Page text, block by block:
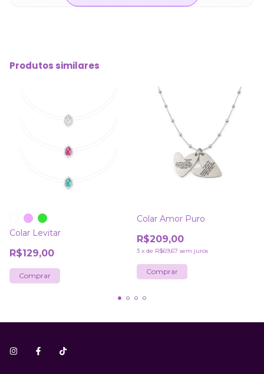
Produtos similares
Colar Levitar
R$129,00
Comprar
Colar Amor Puro
R$209,00
3 x de R$69,67 sem juros